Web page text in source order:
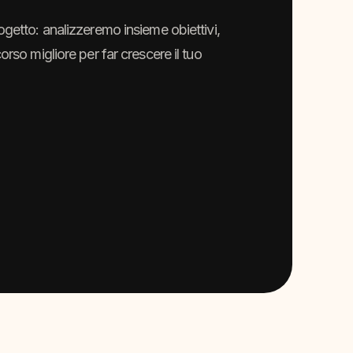
analizzeremo insieme obiettivi,
migliore per far crescere il tuo